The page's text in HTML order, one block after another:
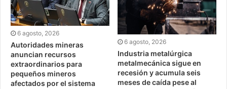
6 agosto, 2026
Autoridades mineras
anuncian recursos
extraordinarios para
pequeños mineros
afectados por el sistema
6 agosto, 2026
Industria metalúrgica
metalmecánica sigue en
recesión y acumula seis
meses de caída pese al